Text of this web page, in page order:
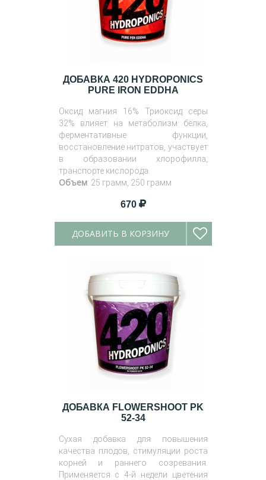
ДОБАВКА 420 HYDROPONICS
PURE IRON EDDHA
Оксид магния 16% Триоксид серы
32% влияет на метаболизм белка,
ферментативные функции,
восстановление нитратов, участвует
в образовании хлорофилла,
транспорте кислорода.
Объем: 25 грамм, 250 грамм
670
ДОБАВИТЬ В КОРЗИНУ
ДОБАВКА FLOWERSHOOT PK
52-34
Сухая добавка для повышения
качества плодов, стимуляции роста
корней и раннего созревания.
Применяется с 4-й недели цветения